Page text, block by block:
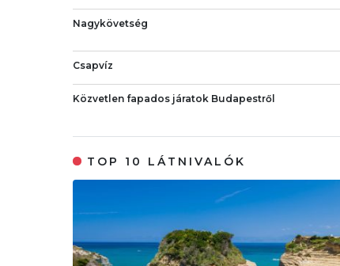
Nagykövetség
Csapvíz
Közvetlen fapados járatok Budapestről
TOP 10 LÁTNIVALÓK